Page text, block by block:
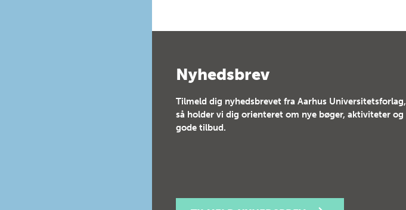
Nyhedsbrev
Tilmeld dig nyhedsbrevet fra Aarhus Universitetsforlag,
så holder vi dig orienteret om nye bøger, aktiviteter og
gode tilbud.